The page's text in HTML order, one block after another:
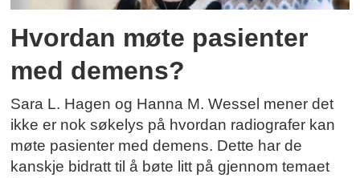
Hvordan møte pasienter
med demens?
Sara L. Hagen og Hanna M. Wessel mener det
ikke er nok søkelys på hvordan radiografer kan
møte pasienter med demens. Dette har de
kanskje bidratt til å bøte litt på gjennom temaet